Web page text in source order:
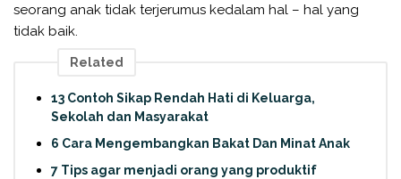
seorang anak tidak terjerumus kedalam hal – hal yang
tidak baik.
Related
13 Contoh Sikap Rendah Hati di Keluarga,
Sekolah dan Masyarakat
6 Cara Mengembangkan Bakat Dan Minat Anak
7 Tips agar menjadi orang yang produktif